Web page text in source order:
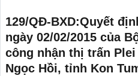
129/QĐ-BXD:Quyết
ngày 02/02/2015 của
công nhận thị trấn
Ngọc Hồi, tỉnh Kon